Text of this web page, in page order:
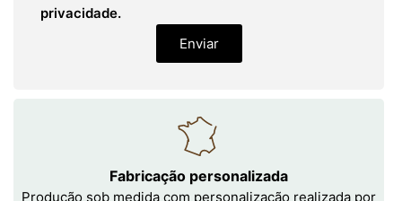
privacidade.
Enviar
Fabricação personalizada
Produção sob medida com personalização realizada por